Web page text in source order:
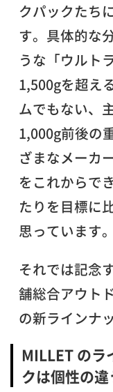
クパックたち
す。具体的な
うな「ウルト
1,500gを超え
ムでもない、
1,000g前後の
ざまなメーカ
をこれからで
たりを目標に
思っています。
それでは記念
舗総合アウト
の新ラインナ
MILLET のラ
クは個性の